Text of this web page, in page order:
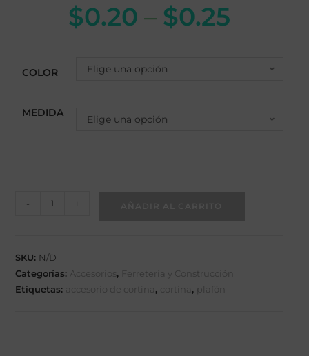
$0.20 – $0.25
COLOR Elige una opción
MEDIDA
Elige una opción
- +
SKU: N/D
Categorías: Accesorios ,
Ferretería y Construcción
Etiquetas: accesorio de cortina, cortina, plafón